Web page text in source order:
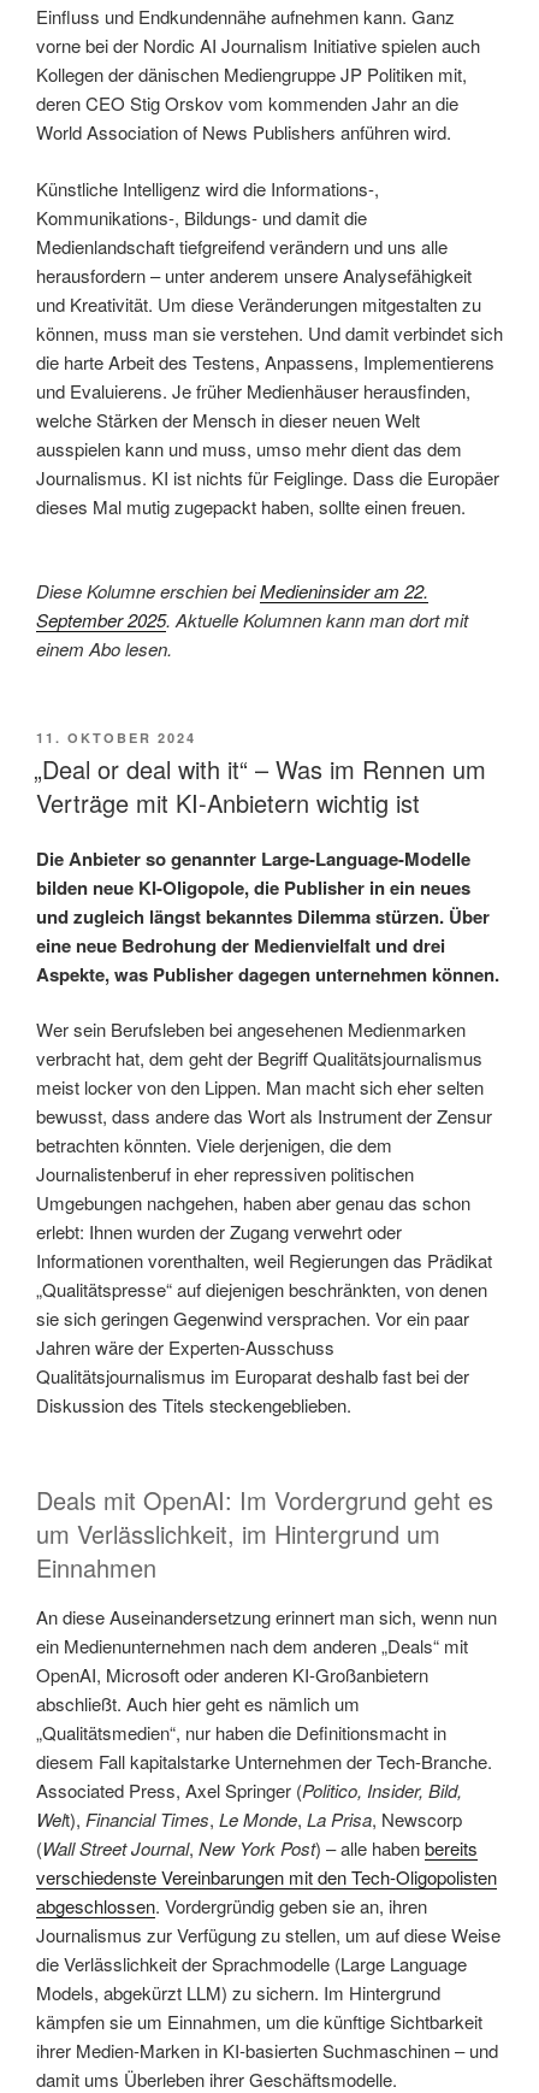
Einfluss und Endkundennähe aufnehmen kann. Ganz
vorne bei der Nordic AI Journalism Initiative spielen auch
Kollegen der dänischen Mediengruppe JP Politiken mit,
deren CEO Stig Orskov vom kommenden Jahr an die
World Association of News Publishers anführen wird.
Künstliche Intelligenz wird die Informations-,
Kommunikations-, Bildungs- und damit die
Medienlandschaft tiefgreifend verändern und uns alle
herausfordern – unter anderem unsere Analysefähigkeit
und Kreativität. Um diese Veränderungen mitgestalten zu
können, muss man sie verstehen. Und damit verbindet sich
die harte Arbeit des Testens, Anpassens, Implementierens
und Evaluierens. Je früher Medienhäuser herausfinden,
welche Stärken der Mensch in dieser neuen Welt
ausspielen kann und muss, umso mehr dient das dem
Journalismus. KI ist nichts für Feiglinge. Dass die Europäer
dieses Mal mutig zugepackt haben, sollte einen freuen.
Diese Kolumne erschien beiMedieninsider am 22.
September 2025. Aktuelle Kolumnen kann man dort mit
einem Abo lesen.
VERÖFFENTLICHT
AM
11. OKTOBER 2024
„Deal or deal with it“ – Was im Rennen um
Verträge mit KI-Anbietern wichtig ist
Die Anbieter so genannter Large-Language-Modelle
bilden neue KI-Oligopole, die Publisher in ein neues
und zugleich längst bekanntes Dilemma stürzen. Über
eine neue Bedrohung der Medienvielfalt und drei
Aspekte, was Publisher dagegen unternehmen können.
Wer sein Berufsleben bei angesehenen Medienmarken
verbracht hat, dem geht der Begriff Qualitätsjournalismus
meist locker von den Lippen. Man macht sich eher selten
bewusst, dass andere das Wort als Instrument der Zensur
betrachten könnten. Viele derjenigen, die dem
Journalistenberuf in eher repressiven politischen
Umgebungen nachgehen, haben aber genau das schon
erlebt: Ihnen wurden der Zugang verwehrt oder
Informationen vorenthalten, weil Regierungen das Prädikat
„Qualitätspresse“ auf diejenigen beschränkten, von denen
sie sich geringen Gegenwind versprachen. Vor ein paar
Jahren wäre der Experten-Ausschuss
Qualitätsjournalismus im Europarat deshalb fast bei der
Diskussion des Titels steckengeblieben.
Deals mit OpenAI: Im Vordergrund geht es
um Verlässlichkeit, im Hintergrund um
Einnahmen
An diese Auseinandersetzung erinnert man sich, wenn nun
ein Medienunternehmen nach dem anderen „Deals“ mit
OpenAI, Microsoft oder anderen KI-Großanbietern
abschließt. Auch hier geht es nämlich um
„Qualitätsmedien“, nur haben die Definitionsmacht in
diesem Fall kapitalstarke Unternehmen der Tech-Branche.
Associated Press, Axel Springer (Politico, Insider, Bild,
Welt), Financial Times, Le Monde, La Prisa, Newscorp
(Wall Street Journal, New York Post) – alle habenbereits
verschiedenste Vereinbarungen mit den Tech-Oligopolisten
abgeschlossen. Vordergründig geben sie an, ihren
Journalismus zur Verfügung zu stellen, um auf diese Weise
die Verlässlichkeit der Sprachmodelle (Large Language
Models, abgekürzt LLM) zu sichern. Im Hintergrund
kämpfen sie um Einnahmen, um die künftige Sichtbarkeit
ihrer Medien-Marken in KI-basierten Suchmaschinen – und
damit ums Überleben ihrer Geschäftsmodelle.